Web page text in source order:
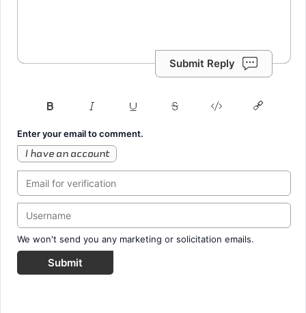
Submit Reply
Enter your email to comment.
I have an account
We won't send you any marketing or solicitation emails.
Submit